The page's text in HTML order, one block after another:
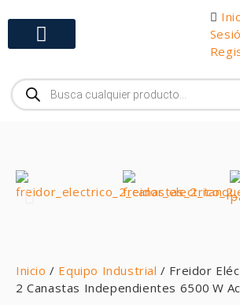
Inicio / Equipo Industrial / Freidor
2 Canastas Independientes 6500 W